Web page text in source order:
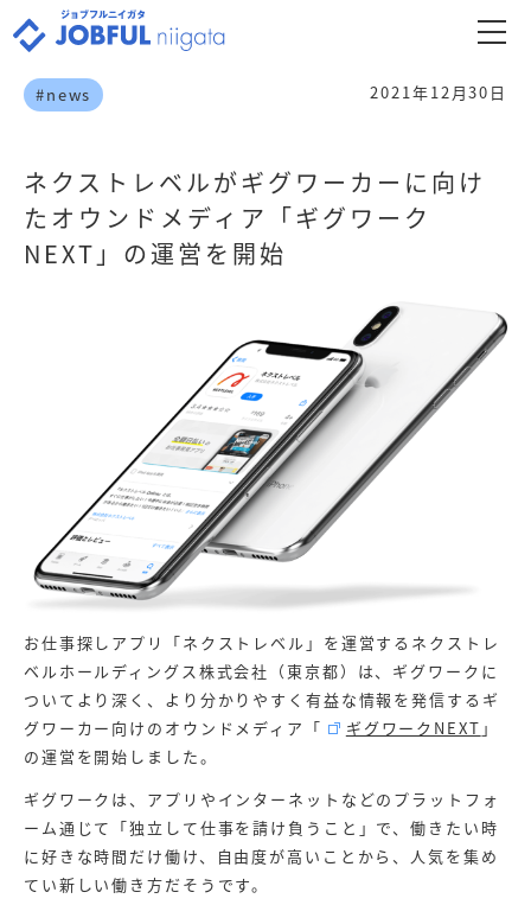
#news 2021年12月30日
ネクストレベルがギグワーカーに向け
たオウンドメディア「ギグワーク
NEXT」の運営を開始
お仕事探しアプリ「ネクストレベル」を運営するネクストレ
ベルホールディングス株式会社（東京都）は、ギグワークに
ついてより深く、より分かりやすく有益な情報を発信するギ
グワーカー向けのオウンドメディア「
ギグワークNEXT 」
の運営を開始しました。
ギグワークは、アプリやインターネットなどのプラットフォ
ーム通じて「独立して仕事を請け負うこと」で、働きたい時
に好きな時間だけ働け、自由度が高いことから、人気を集め
てい新しい働き方だそうです。